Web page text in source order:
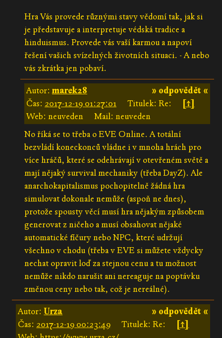
Hra Vás provede různými stavy vědomí tak, jak si
je představuje a interpretuje védská tradice a
hinduismus. Provede vás vaší karmou a napoví
řešení vašich svízelných životních situaci. - A nebo
vás zkrátka jen pobaví.
» odpovědět «
Autor:marek28
Čas: 2017-12-19 01:27:01 Titulek: Re:
[↑]
Web: neuveden
Mail: neuveden
No říká se to třeba o EVE Online. A totální
bezvládí koneckonců vládne i v mnoha hrách pro
více hráčů, které se odehrávají v otevřeném světě a
mají nějaký survival mechaniky (třeba DayZ). Ale
anarchokapitalismus pochopitelně žádná hra
simulovat dokonale nemůže (aspoň ne dnes),
protože spousty věcí musí hra nějakým způsobem
generovat z ničeho a musí obsahovat nějaké
automatické fíčury nebo NPC, které udržují
všechno v chodu (třeba v EVE si můžete vždycky
nechat opravit loď za stejnou cenu a tu možnost
nemůže nikdo narušit ani nereaguje na poptávku
změnou ceny nebo tak, což je nereálné).
» odpovědět «
Autor:Urza
Čas: 2017-12-19 00:23:49 Titulek: Re:
[↑]